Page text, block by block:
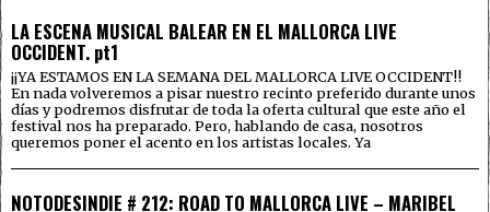
LA ESCENA MUSICAL BALEAR EN EL MALLORCA LIVE
OCCIDENT. pt1
¡¡YA ESTAMOS EN LA SEMANA DEL MALLORCA LIVE OCCIDENT!!
En nada volveremos a pisar nuestro recinto preferido durante unos
días y podremos disfrutar de toda la oferta cultural que este año el
festival nos ha preparado. Pero, hablando de casa, nosotros
queremos poner el acento en los artistas locales. Ya
NOTODESINDIE # 212: ROAD TO MALLORCA LIVE – MARIBEL